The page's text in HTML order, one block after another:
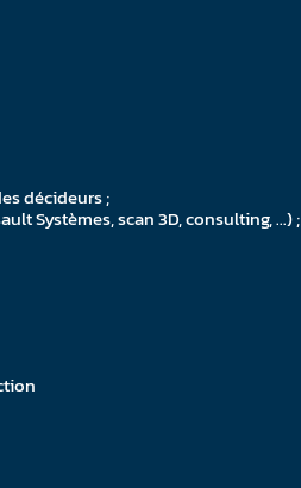
décideurs ;
Systèmes, scan 3D, consulting, …) ;